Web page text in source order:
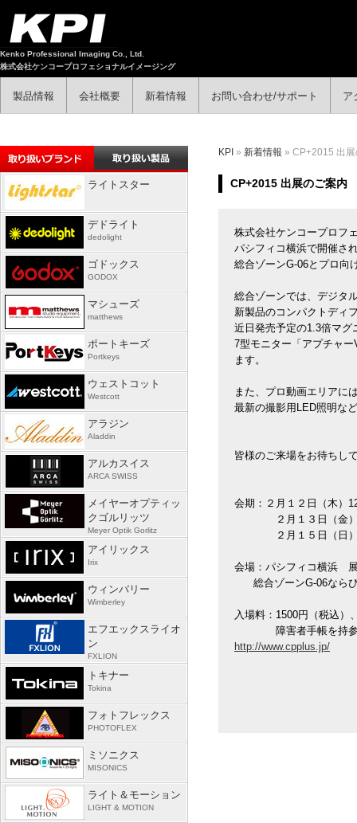
Kenko Professional Imaging Co., Ltd.
株式会社ケンコープロフェショナルイメージング
製品情報 会社概要 新着情報 お問い合わせ/サポート ア
KPI » 新着情報 » CP+2015 出
CP+2015 出展のご案内
株式会社ケンコープロフ
パシフィコ横浜で開催さ
総合ゾーンG-06とプロ向
総合ゾーンでは、デジタ
新製品のコンパクトディ
近日発売予定の1.3倍マ
7型モニター「アプチャ
ます。
また、プロ動画エリアに
最新の撮影用LED照明な
皆様のご来場をお待ちし
会期：２月１２日（木）
２月１３日（金）、
２月１５日（日）
会場：パシフィコ横浜
総合ゾーンG-06ならび
入場料：1500円（税込）
障害者手帳を持参の
http://www.cpplus.jp/
ライトスター
デドライト
dedolight
ゴドックス
GODOX
マシューズ
matthews
ポートキーズ
Portkeys
ウェストコット
Westcott
アラジン
Aladdin
アルカスイス
ARCA SWISS
メイヤーオプティッ
クゴルリッツ
Meyer Optik Gorlitz
アイリックス
Irix
ウィンバリー
Wimberley
エフエックスライオ
ン
FXLION
トキナー
Tokina
フォトフレックス
PHOTOFLEX
ミソニクス
MISONICS
ライト＆モーション
LIGHT & MOTION